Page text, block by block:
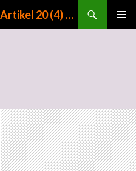
Menschheit gegen Krieg – Artikel 20 (4) GG